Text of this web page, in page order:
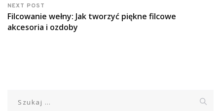
NEXT POST
Filcowanie wełny: Jak tworzyć piękne filcowe
akcesoria i ozdoby